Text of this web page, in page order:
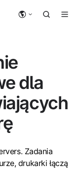
dla
Zadania
drukarki łączą